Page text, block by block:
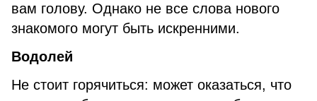
вам голову. Однако не все слова нового
знакомого могут быть искренними.
Водолей
Не стоит горячиться: может оказаться, что